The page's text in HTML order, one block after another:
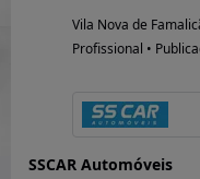
Vila Nova de
Profissional •
SSCAR Automóveis